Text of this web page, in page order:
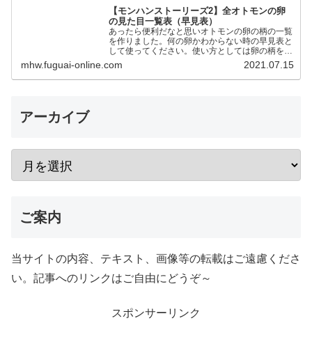
【モンハンストーリーズ2】全オトモンの卵
の見た目一覧表（早見表）
あったら便利だなと思いオトモンの卵の柄の一覧
を作りました。何の卵かわからない時の早見表と
して使ってください。使い方としては卵の柄を元
に同じ色合いの卵を探す形です。 2023年1月18
日リオレイア希少種…
mhw.fuguai-online.com 2021.07.15
アーカイブ
ご案内
当サイトの内容、テキスト、画像等の転載はご遠慮くださ
い。記事へのリンクはご自由にどうぞ～
スポンサーリンク